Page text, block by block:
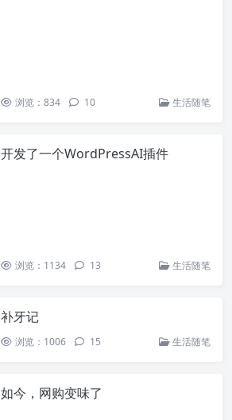
浏览：834 10 生活随笔
开发了一个WordPressAI插件
浏览：1134 13 生活随笔
补牙记
浏览：1006 15 生活随笔
如今，网购变味了